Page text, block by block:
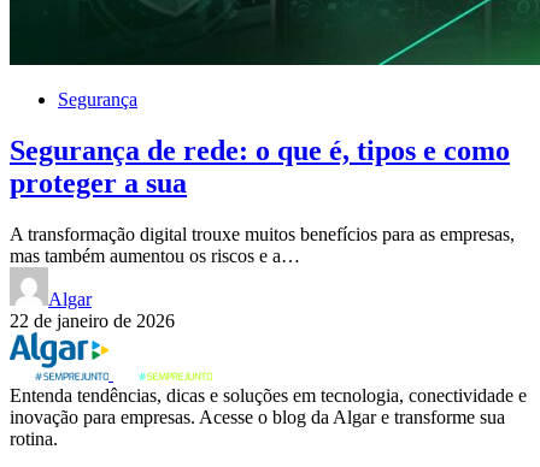
Segurança
Segurança de rede: o que é, tipos e como
proteger a sua
A transformação digital trouxe muitos benefícios para as empresas,
mas também aumentou os riscos e a…
Algar
22 de janeiro de 2026
Entenda tendências, dicas e soluções em tecnologia, conectividade e
inovação para empresas. Acesse o blog da Algar e transforme sua
rotina.